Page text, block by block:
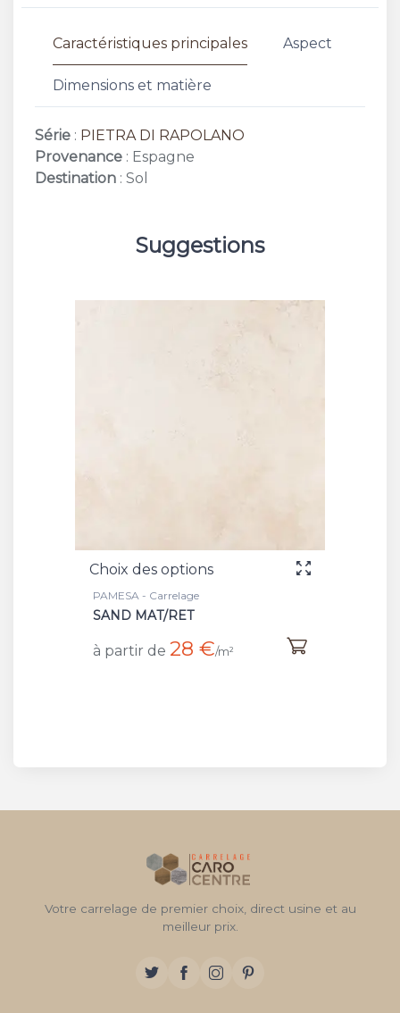
Caractéristiques principales Aspect
Dimensions et matière
Série : PIETRA DI RAPOLANO
Provenance : Espagne
Destination : Sol
Suggestions
Choix des options
PAMESA - Carrelage
SAND MAT/RET
à partir de 28 €/m²
Votre carrelage de premier choix, direct usine et au
meilleur prix.